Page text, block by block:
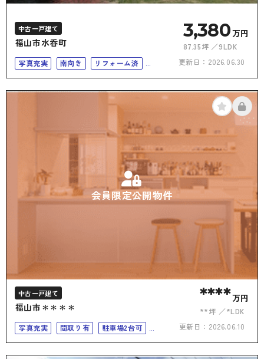
中古一戸建て
福山市水呑町
3,380万円
87.35坪
9LDK
写真充実
南向き
リフォーム済
更新日： 2026.06.30
会員限定公開物件
中古一戸建て
福山市＊＊＊＊
****万円
**坪
*LDK
写真充実
間取り有
駐車場2台可
更新日： 2026.06.10